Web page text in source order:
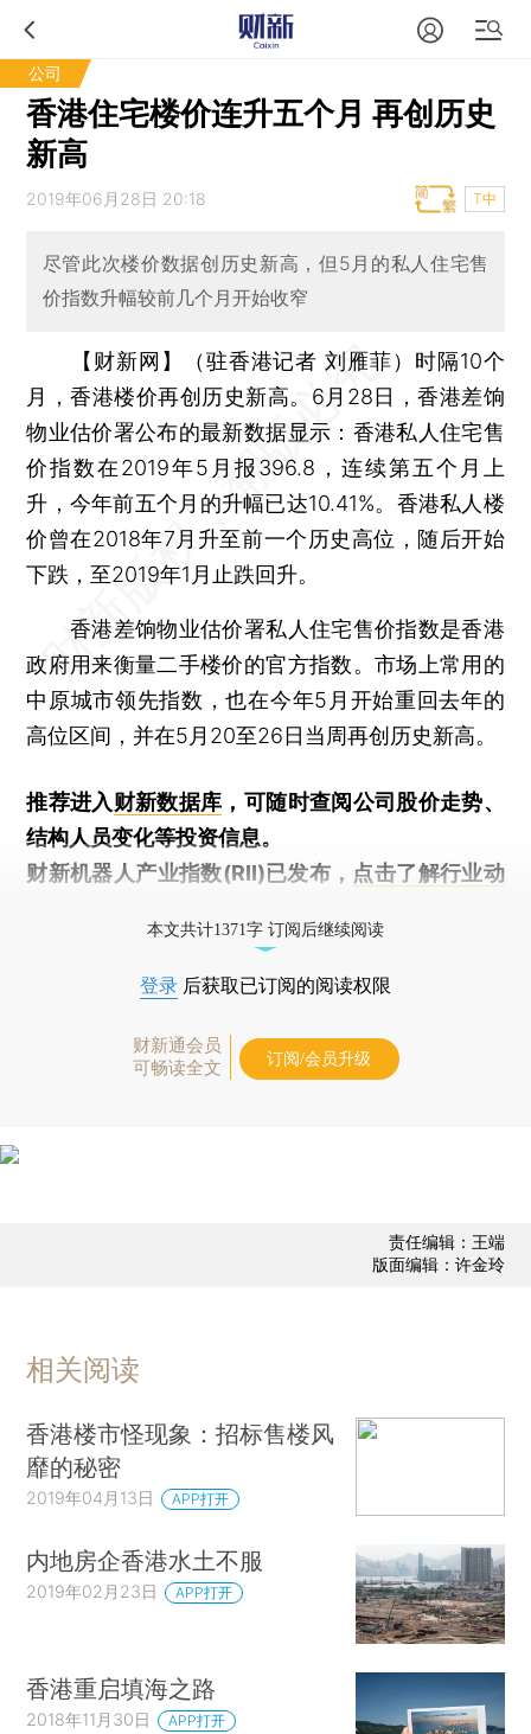
公司
香港住宅楼价连升五个月 再创历史
新高
2019年06月28日 20:18 T中
尽管此次楼价数据创历史新高，但5月的私人住宅售
价指数升幅较前几个月开始收窄
【财新网】（驻香港记者 刘雁菲） 时隔10个
月，香港楼价再创历史新高。6月28日，香港差饷
物业估价署公布的最新数据显示：香港私人住宅售
价指数在2019年5月报396.8，连续第五个月上
升，今年前五个月的升幅已达10.41%。香港私人楼
价曾在2018年7月升至前一个历史高位，随后开始
下跌，至2019年1月止跌回升。
香港差饷物业估价署私人住宅售价指数是香港
政府用来衡量二手楼价的官方指数。市场上常用的
中原城市领先指数，也在今年5月开始重回去年的
高位区间，并在5月20至26日当周再创历史新高。
推荐进入财新数据库 ，可随时查阅公司股价走势、
结构人员变化等投资信息。
财新机器人产业指数(RII)已发布， 点击了解行业动
本文共计1371字 订阅后继续阅读
登录 后获取已订阅的阅读权限
财新通会员
可畅读全文
订阅/会员升级
责任编辑：王端
版面编辑：许金玲
相关阅读
香港楼市怪现象：招标售楼风
靡的秘密
2019年04月13日 APP打开
内地房企香港水土不服
2019年02月23日 APP打开
香港重启填海之路
2018年11月30日 APP打开